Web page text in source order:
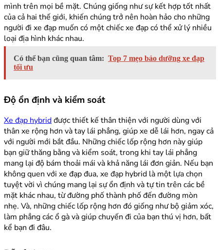
mình trên mọi bề mặt. Chúng giống như sự kết hợp tốt nhất
của cả hai thế giới, khiến chúng trở nên hoàn hảo cho những
người đi xe đạp muốn có một chiếc xe đạp có thể xử lý nhiều
loại địa hình khác nhau.
Có thể bạn cũng quan tâm: Top 7 mẹo bảo dưỡng xe đạp
tối ưu
Độ ổn định và kiểm soát
Xe đạp hybridđược thiết kế thân thiện với người dùng với
thân xe rộng hơn và tay lái phẳng, giúp xe dễ lái hơn, ngay cả
với người mới bắt đầu. Những chiếc lốp rộng hơn này giúp
bạn giữ thăng bằng và kiểm soát, trong khi tay lái phẳng
mang lại độ bám thoải mái và khả năng lái đơn giản. Nếu bạn
không quen với xe đạp đua, xe đạp hybrid là một lựa chọn
tuyệt vời vì chúng mang lại sự ổn định và tự tin trên các bề
mặt khác nhau, từ đường phố thành phố đến đường mòn
nhẹ. Và, những chiếc lốp rộng hơn đó giống như bộ giảm xóc,
làm phẳng các ổ gà và giúp chuyến đi của bạn thú vị hơn, bất
kể bạn đi đâu.